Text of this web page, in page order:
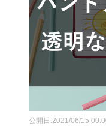
公開日:2021/06/15